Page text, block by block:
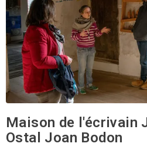
Maison de l'écrivain
Ostal Joan Bodon